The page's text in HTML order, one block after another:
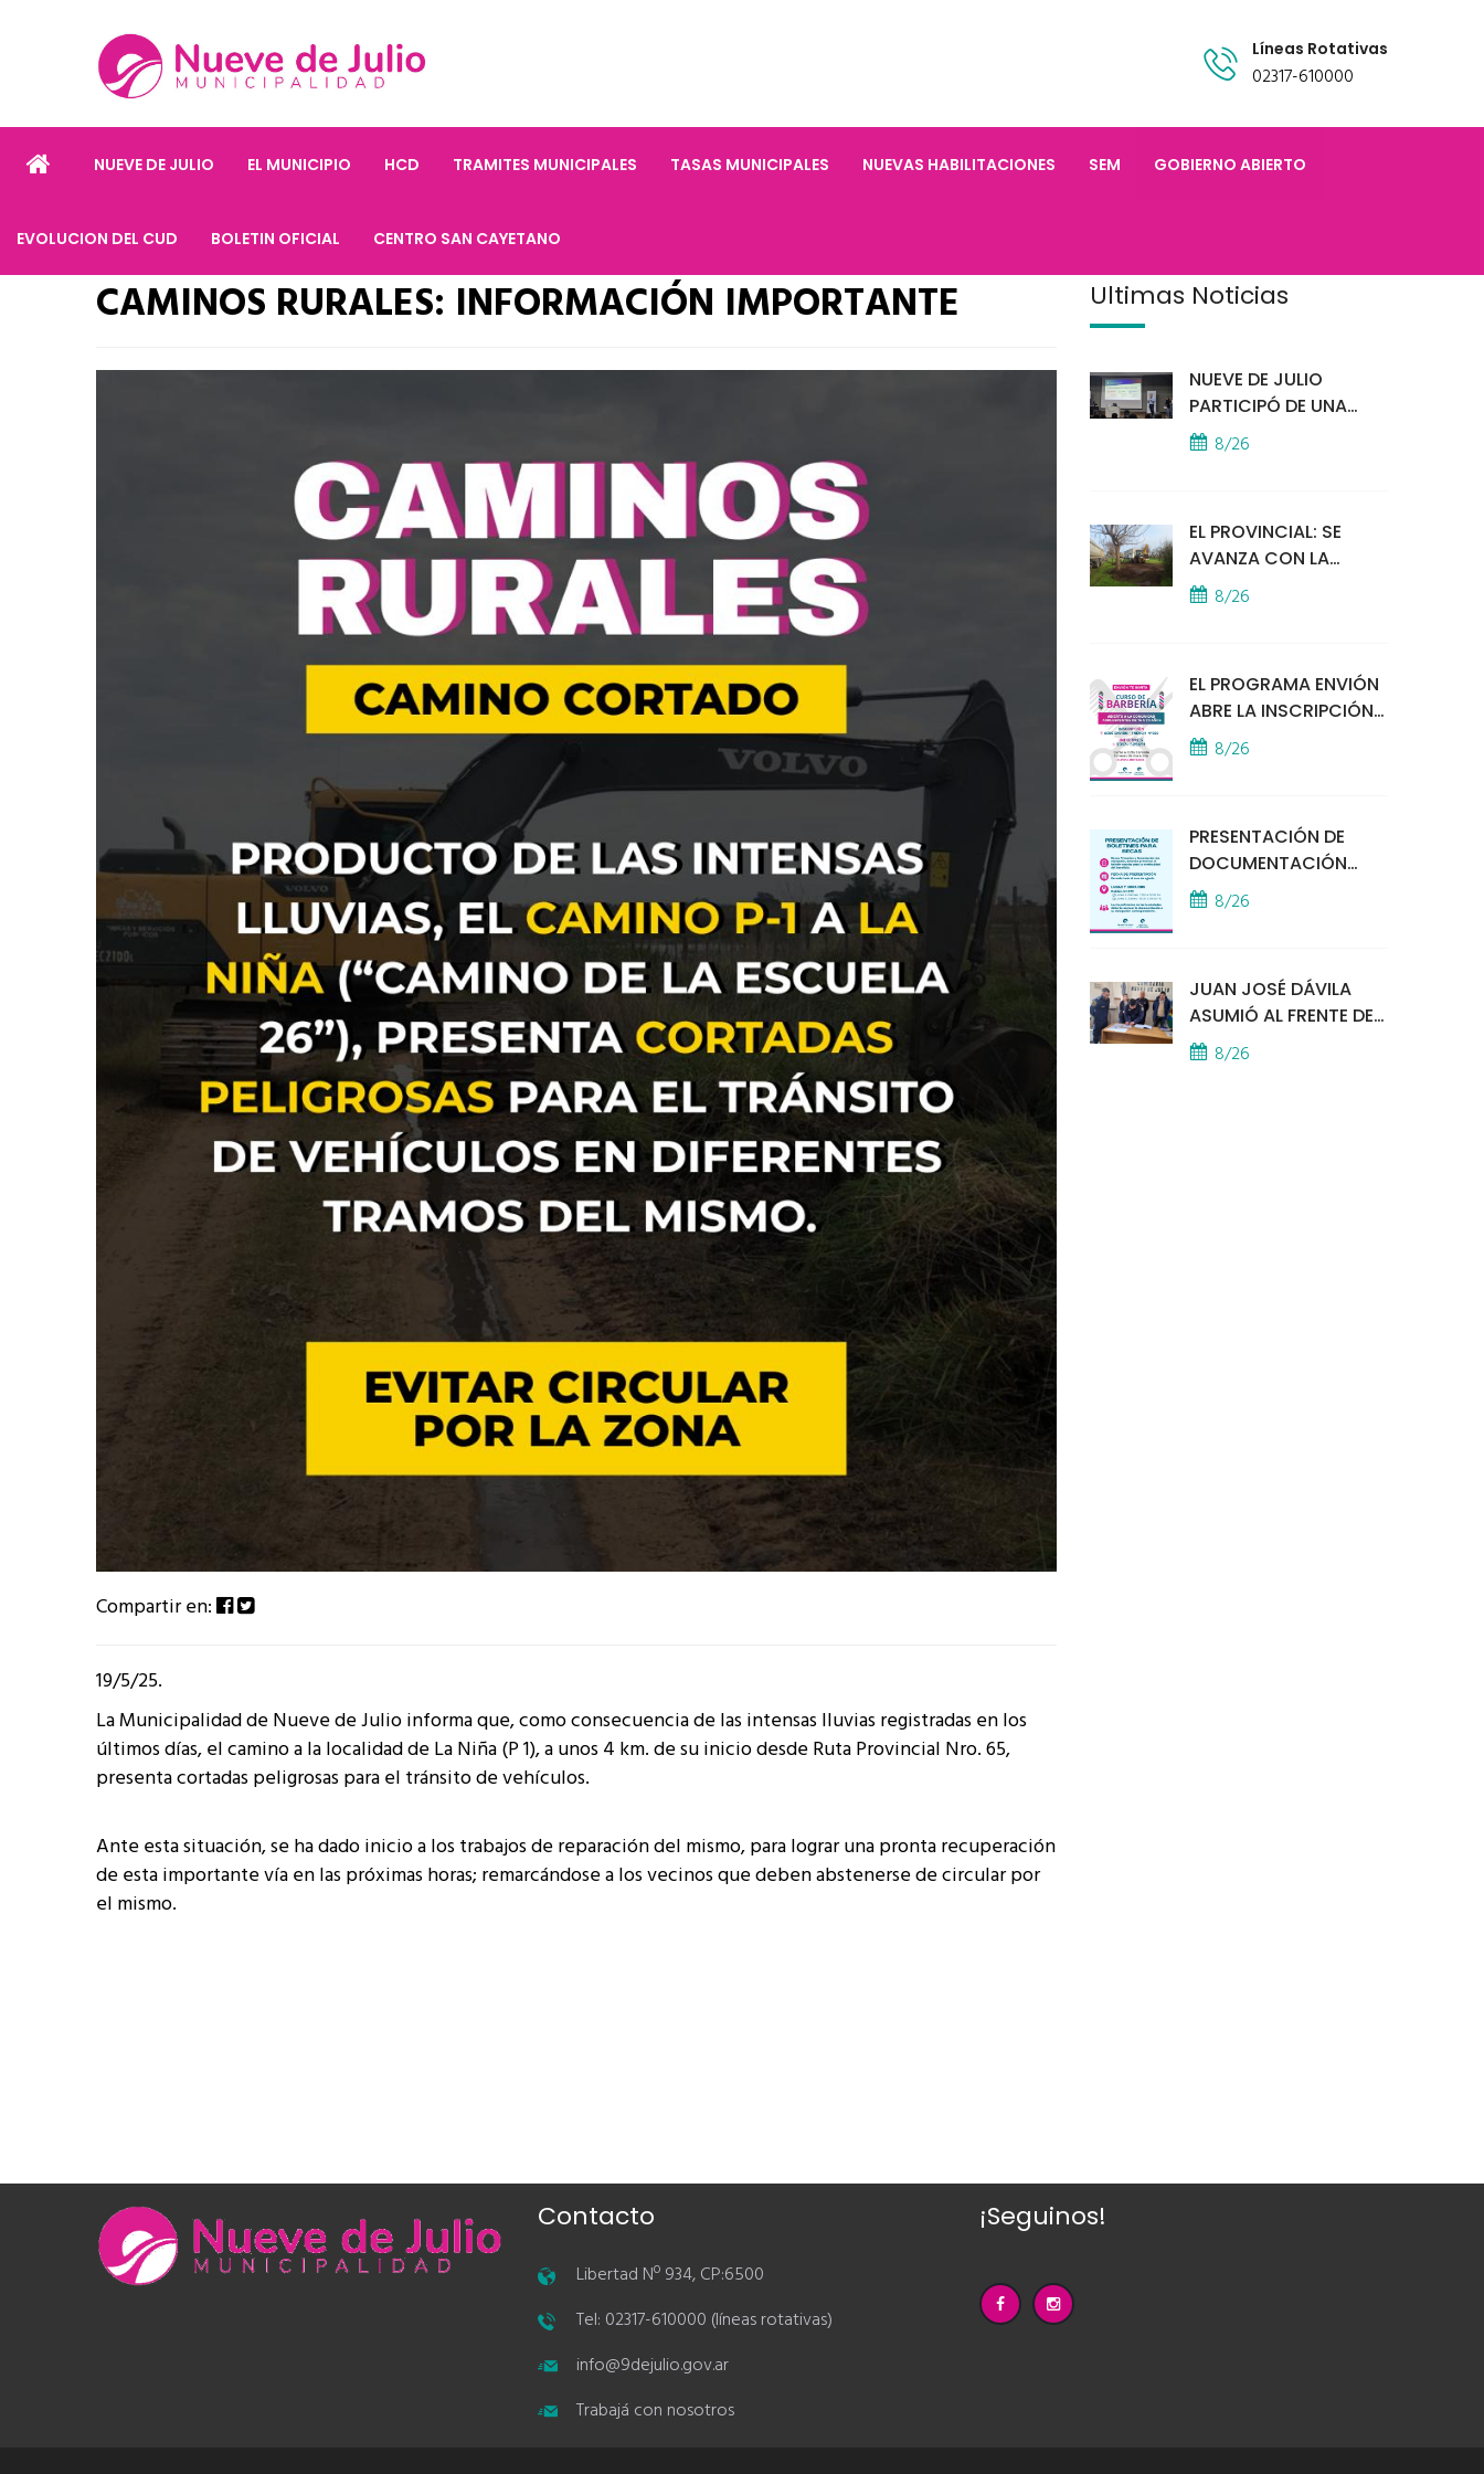
Líneas Rotativas
02317-610000
NUEVE DE JULIO EL MUNICIPIO HCD TRAMITES MUNICIPALES TASAS MUNICIPALES NUEVAS HABILITACIONES SEM GOBIERNO ABIERTO
EVOLUCION DEL CUD BOLETIN OFICIAL CENTRO SAN CAYETANO
CAMINOS RURALES: INFORMACIÓN IMPORTANTE
Compartir en:
19/5/25.
La Municipalidad de Nueve de Julio informa que, como consecuencia de las intensas lluvias registradas en los
últimos días, el camino a la localidad de La Niña (P 1), a unos 4 km. de su inicio desde Ruta Provincial Nro. 65,
presenta cortadas peligrosas para el tránsito de vehículos.
Ante esta situación, se ha dado inicio a los trabajos de reparación del mismo, para lograr una pronta recuperación
de esta importante vía en las próximas horas; remarcándose a los vecinos que deben abstenerse de circular por
el mismo.
Últimas Noticias
NUEVE DE JULIO
PARTICIPÓ DE UNA
IMPORTANTE
CAPACITACIÓN
8/26
EL PROVINCIAL: SE
AVANZA CON LA
INSTALACIÓN DEL
MÓDULO POLICIAL
8/26
EL PROGRAMA ENVIÓN
ABRE LA INSCRIPCIÓN
A UN CURSO DE
BARBERÍA
8/26
PRESENTACIÓN DE
DOCUMENTACIÓN
PARA BECAS
EDUCATIVAS
8/26
JUAN JOSÉ DÁVILA
ASUMIÓ AL FRENTE DE
LA POLICÍA COMUNAL
8/26
Contacto
Libertad Nº 934, CP:6500
Tel: 02317-610000 (líneas rotativas)
info@9dejulio.gov.ar
Trabajá con nosotros
¡Seguinos!